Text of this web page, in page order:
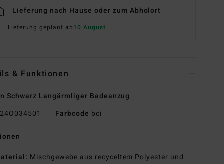
Lieferung nach Hause oder zum Abholort
Lieferung geplant ab10 August
& Funktionen
Schwarz Langärmliger Badeanzug
24O034501 Farbcode bci
Mischgewebe aus recyceltem Polyester und